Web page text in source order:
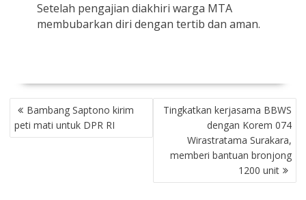
Setelah pengajian diakhiri warga MTA
membubarkan diri dengan tertib dan aman.
P
O
S
Bambang Saptono kirim
peti mati untuk DPR RI
Tingkatkan kerjasama BBWS
dengan Korem 074
Wirastratama Surakara,
memberi bantuan bronjong
1200 unit